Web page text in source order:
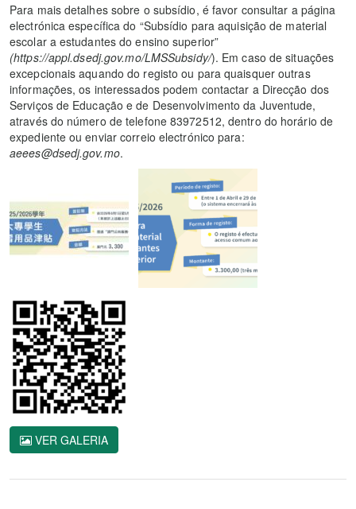
Para mais detalhes sobre o subsídio, é favor consultar a página
electrónica específica do “Subsídio para aquisição de material
escolar a estudantes do ensino superior”
(https://appl.dsedj.gov.mo/LMSSubsidy/). Em caso de situações
excepcionais aquando do registo ou para quaisquer outras
informações, os interessados podem contactar a Direcção dos
Serviços de Educação e de Desenvolvimento da Juventude,
através do número de telefone 83972512, dentro do horário de
expediente ou enviar correio electrónico para:
aeees@dsedj.gov.mo.
VER GALERIA